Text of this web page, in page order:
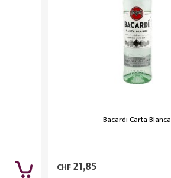
Bacardi Carta Blanca
CHF21,85